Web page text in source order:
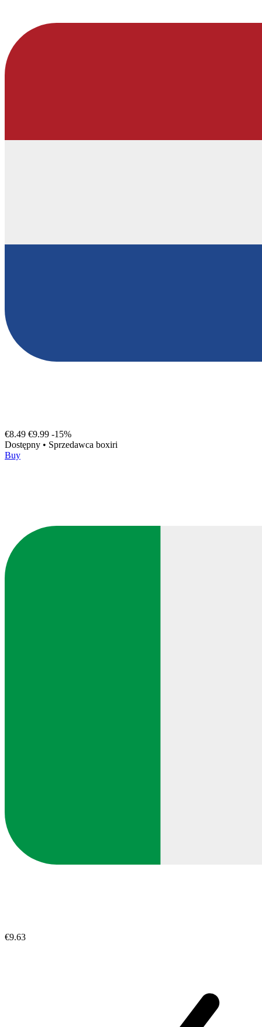
€8.49 €9.99 -15%
Dostępny • Sprzedawca boxiri
Buy
€9.63